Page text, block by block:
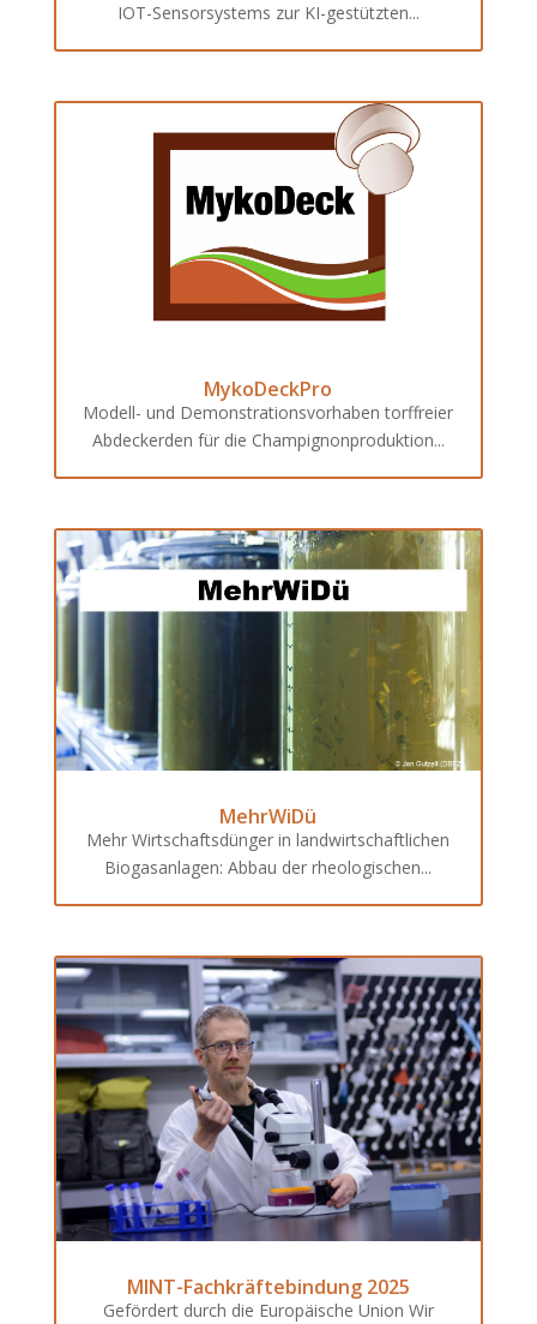
IOT-Sensorsystems zur KI-gestützten...
MykoDeckPro
Modell- und Demonstrationsvorhaben torffreier
Abdeckerden für die Champignonproduktion...
MehrWiDü
Mehr Wirtschaftsdünger in landwirtschaftlichen
Biogasanlagen: Abbau der rheologischen...
MINT-Fachkräftebindung 2025
Gefördert durch die Europäische Union Wir